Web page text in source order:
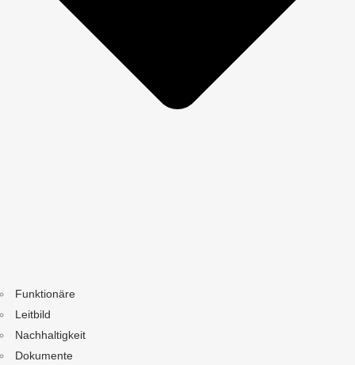
Funktionäre
Leitbild
Nachhaltigkeit
Dokumente